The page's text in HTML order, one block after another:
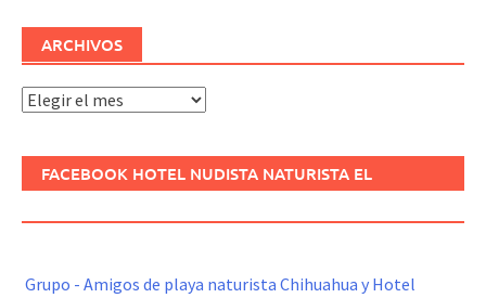
ARCHIVOS
Archivos
FACEBOOK HOTEL NUDISTA NATURISTA EL
Grupo - Amigos de playa naturista Chihuahua y Hotel